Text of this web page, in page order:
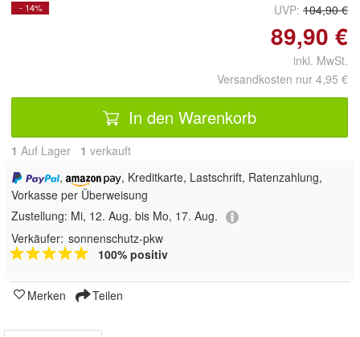
- 14% UVP: 104,90 €
89,90 €
inkl. MwSt.
Versandkosten nur 4,95 €
In den Warenkorb
1 Auf Lager 1 verkauft
,
, Kreditkarte, Lastschrift, Ratenzahlung,
Vorkasse per Überweisung
Zustellung: Mi, 12. Aug. bis Mo, 17. Aug.
Verkäufer: sonnenschutz-pkw
100% positiv
Merken Teilen